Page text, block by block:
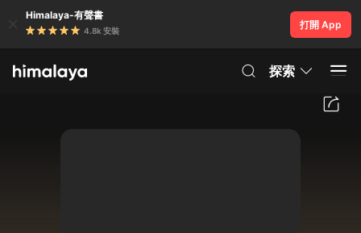
Himalaya-有聲書
4.8k 安裝
打開 App
探索